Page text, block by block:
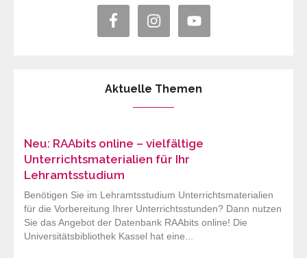
Aktuelle Themen
Neu: RAAbits online – vielfältige
Unterrichtsmaterialien für Ihr
Lehramtsstudium
Benötigen Sie im Lehramtsstudium Unterrichtsmaterialien
für die Vorbereitung Ihrer Unterrichtsstunden? Dann nutzen
Sie das Angebot der Datenbank RAAbits online! Die
Universitätsbibliothek Kassel hat eine...